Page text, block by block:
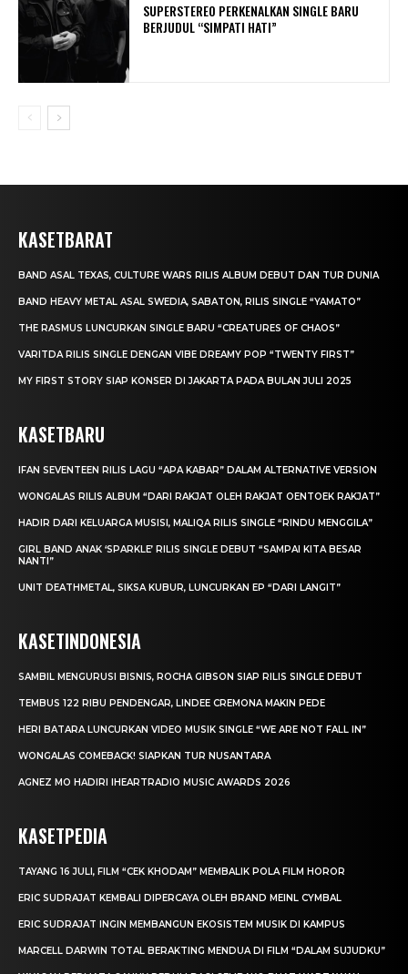
SUPERSTEREO PERKENALKAN SINGLE BARU
BERJUDUL “SIMPATI HATI”
KASETBARAT
BAND ASAL TEXAS, CULTURE WARS RILIS ALBUM DEBUT DAN TUR DUNIA
BAND HEAVY METAL ASAL SWEDIA, SABATON, RILIS SINGLE “YAMATO”
THE RASMUS LUNCURKAN SINGLE BARU “CREATURES OF CHAOS”
VARITDA RILIS SINGLE DENGAN VIBE DREAMY POP “TWENTY FIRST”
MY FIRST STORY SIAP KONSER DI JAKARTA PADA BULAN JULI 2025
KASETBARU
IFAN SEVENTEEN RILIS LAGU “APA KABAR” DALAM ALTERNATIVE VERSION
WONGALAS RILIS ALBUM “DARI RAKJAT OLEH RAKJAT OENTOEK RAKJAT”
HADIR DARI KELUARGA MUSISI, MALIQA RILIS SINGLE “RINDU MENGGILA”
GIRL BAND ANAK ‘SPARKLE’ RILIS SINGLE DEBUT “SAMPAI KITA BESAR
NANTI”
UNIT DEATHMETAL, SIKSA KUBUR, LUNCURKAN EP “DARI LANGIT”
KASETINDONESIA
SAMBIL MENGURUSI BISNIS, ROCHA GIBSON SIAP RILIS SINGLE DEBUT
TEMBUS 122 RIBU PENDENGAR, LINDEE CREMONA MAKIN PEDE
HERI BATARA LUNCURKAN VIDEO MUSIK SINGLE “WE ARE NOT FALL IN”
WONGALAS COMEBACK! SIAPKAN TUR NUSANTARA
AGNEZ MO HADIRI IHEARTRADIO MUSIC AWARDS 2026
KASETPEDIA
TAYANG 16 JULI, FILM “CEK KHODAM” MEMBALIK POLA FILM HOROR
ERIC SUDRAJAT KEMBALI DIPERCAYA OLEH BRAND MEINL CYMBAL
ERIC SUDRAJAT INGIN MEMBANGUN EKOSISTEM MUSIK DI KAMPUS
MARCELL DARWIN TOTAL BERAKTING MENDUA DI FILM “DALAM SUJUDKU”